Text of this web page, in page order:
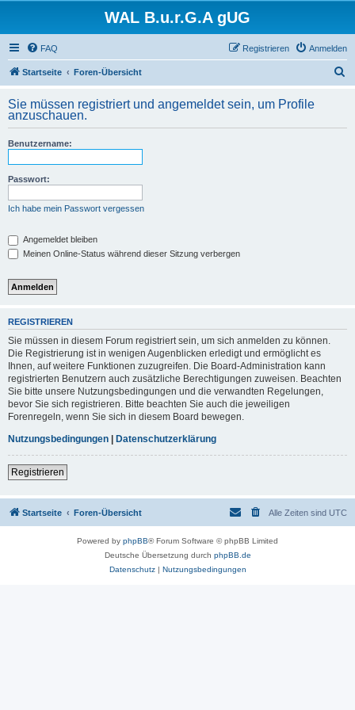
WAL B.u.r.G.A gUG
FAQ Anmelden
Registrieren
Startseite Foren-Übersicht
h
Sie müssen registriert und angemeldet sein, um Profile
anzuschauen.
Benutzername:
Passwort:
Ich habe mein Passwort vergessen
Angemeldet bleiben
Meinen Online-Status während dieser Sitzung verbergen
REGISTRIEREN
Sie müssen in diesem Forum registriert sein, um sich anmelden zu können.
Die Registrierung ist in wenigen Augenblicken erledigt und ermöglicht es
Ihnen, auf weitere Funktionen zuzugreifen. Die Board-Administration kann
registrierten Benutzern auch zusätzliche Berechtigungen zuweisen. Beachten
Sie bitte unsere Nutzungsbedingungen und die verwandten Regelungen,
bevor Sie sich registrieren. Bitte beachten Sie auch die jeweiligen
Forenregeln, wenn Sie sich in diesem Board bewegen.
Nutzungsbedingungen | Datenschutzerklärung
Registrieren
Startseite Foren-Übersicht Alle Zeiten sind UTC
Powered by phpBB® Forum Software © phpBB Limited
Deutsche Übersetzung durch phpBB.de
Datenschutz| Nutzungsbedingungen